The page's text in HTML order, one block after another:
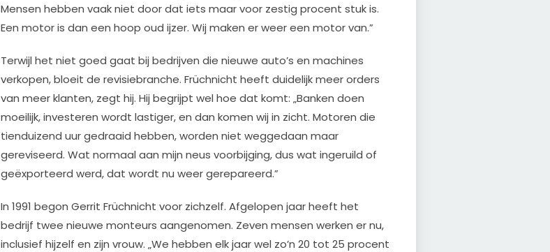
Mensen hebben vaak niet door dat iets maar voor zestig procent stuk is.
Een motor is dan een hoop oud ijzer. Wij maken er weer een motor van.”
Terwijl het niet goed gaat bij bedrijven die nieuwe auto’s en machines
verkopen, bloeit de revisiebranche. Früchnicht heeft duidelijk meer orders
van meer klanten, zegt hij. Hij begrijpt wel hoe dat komt: „Banken doen
moeilijk, investeren wordt lastiger, en dan komen wij in zicht. Motoren die
tienduizend uur gedraaid hebben, worden niet weggedaan maar
gereviseerd. Wat normaal aan mijn neus voorbijging, dus wat ingeruild of
geëxporteerd werd, dat wordt nu weer gerepareerd.”
In 1991 begon Gerrit Früchnicht voor zichzelf. Afgelopen jaar heeft het
bedrijf twee nieuwe monteurs aangenomen. Zeven mensen werken er nu,
inclusief hijzelf en zijn vrouw. „We hebben elk jaar wel zo’n 20 tot 25 procent